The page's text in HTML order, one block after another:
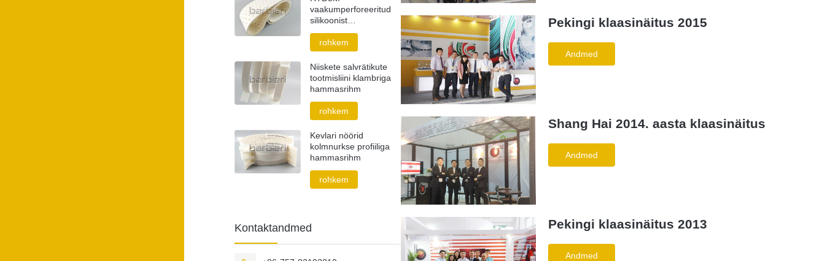
Pekingi klaasinäitus 2015
Andmed
Shang Hai 2014. aasta klaasinäitus
Andmed
Pekingi klaasinäitus 2013
Andmed
vaakumperforeeritud
silikoonist
hammasrihm
rohkem
Niiskete salvrätikute
tootmisliini klambriga
hammasrihm
rohkem
Kevlari nöörid
kolmnurkse profiiliga
hammasrihm
rohkem
Kontaktandmed